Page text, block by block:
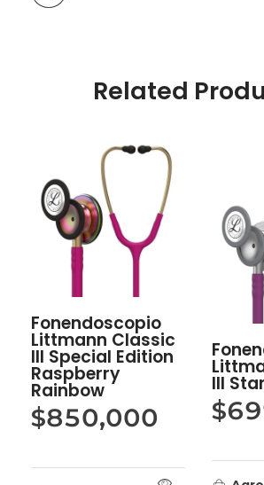
Related
Fonendoscopio
Littmann Classic
IlI Special Edition
Raspberry
Rainbow
$850,000
III
$